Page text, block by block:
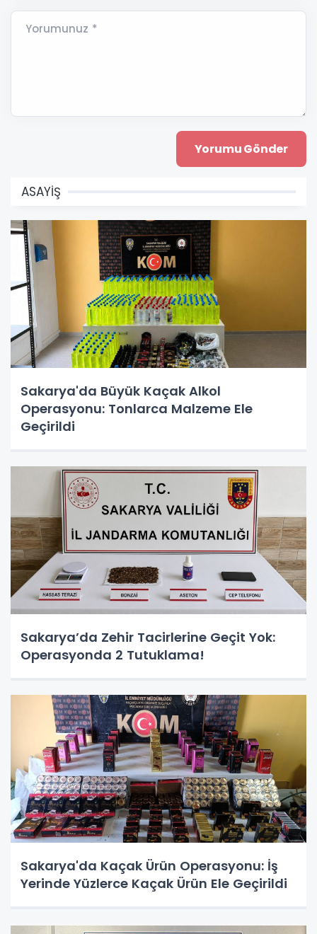
Yorumunuz *
ASAYİŞ
Sakarya'da Büyük Kaçak Alkol
Operasyonu: Tonlarca Malzeme Ele
Geçirildi
Sakarya’da Zehir Tacirlerine Geçit Yok:
Operasyonda 2 Tutuklama!
Sakarya'da Kaçak Ürün Operasyonu: İş
Yerinde Yüzlerce Kaçak Ürün Ele Geçirildi